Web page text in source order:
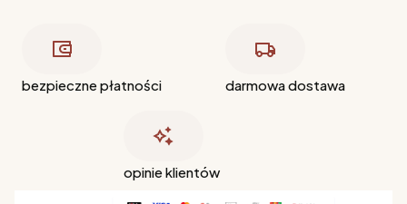
bezpieczne płatności darmowa dostawa
opinie klientów